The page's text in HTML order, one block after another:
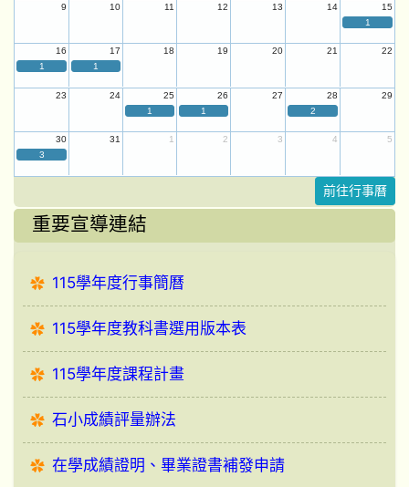
9 10 11 12 13 14
15
1
16 17 18 19 20 21
22
1
1
23 24 25 26 27 28
29
1
1 2
30 31 1 2 3 4
5
3
前往行事曆
重要宣導連結
115學年度行事簡曆
115學年度教科書選用版本表
115學年度課程計畫
石小成績評量辦法
在學成績證明、畢業證書補發申請